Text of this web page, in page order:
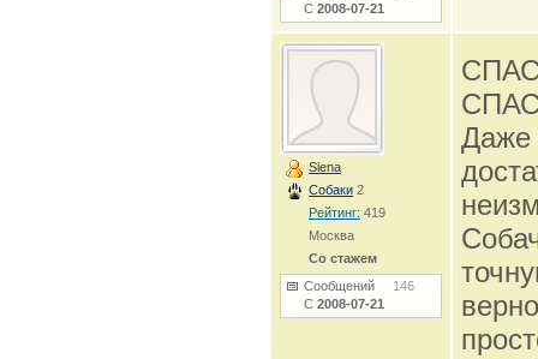
С 2008-07-21
Siena
Собаки 2
Рейтинг: 419
Москва
Со стажем
Сообщений 146
С 2008-07-21
Даже